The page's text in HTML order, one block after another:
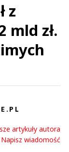
z
mld zł.
artykuły autora
Napisz wiadomość